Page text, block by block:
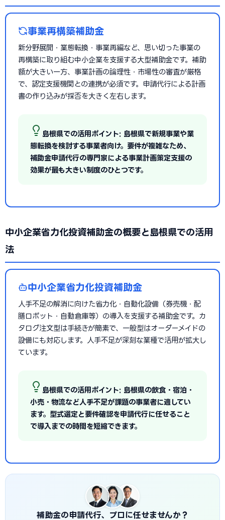
事業再構築補助金
新分野展開・業態転換・事業再編など、思い切った事業の
再構築に取り組む中小企業を支援する大型補助金です。補助
額が大きい一方、事業計画の論理性・市場性の審査が厳格
で、認定支援機関との連携が必須です。申請代行による計画
書の作り込みが採否を大きく左右します。
島根県での活用ポイント: 島根県で新規事業や業
態転換を検討する事業者向け。要件が複雑なため、
補助金申請代行の専門家による事業計画策定支援の
効果が最も大きい制度のひとつです。
中小企業省力化投資補助金の概要と島根県での活用
法
中小企業省力化投資補助金
人手不足の解消に向けた省力化・自動化設備（券売機・配
膳ロボット・自動倉庫等）の導入を支援する補助金です。カ
タログ注文型は手続きが簡素で、一般型はオーダーメイドの
設備にも対応します。人手不足が深刻な業種で活用が拡大し
ています。
島根県での活用ポイント: 島根県の飲食・宿泊・
小売・物流など人手不足が課題の事業者に適してい
ます。型式選定と要件確認を申請代行に任せること
で導入までの時間を短縮できます。
補助金の申請代行、プロに任せませんか？